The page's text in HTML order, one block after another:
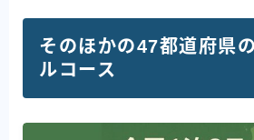
そのほかの47都道府県
ルコース